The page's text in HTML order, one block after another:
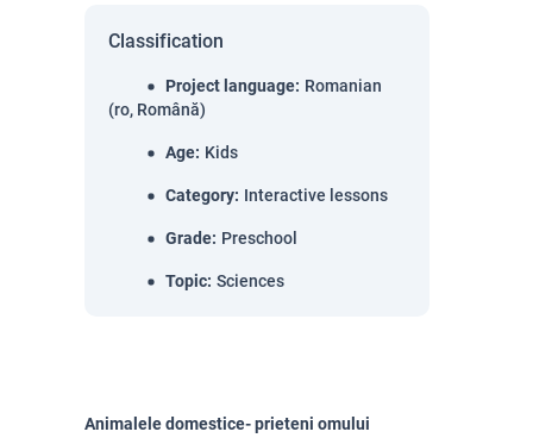
Classification
Project language: Romanian
(ro, Română)
Age: Kids
Category: Interactive lessons
Grade: Preschool
Topic: Sciences
Animalele domestice- prieteni omului